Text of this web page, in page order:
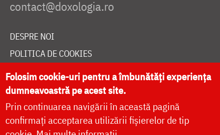
DESPRE NOI
POLITICA DE COOKIES
DONEAZĂ ONLINE PENTRU CATEDRALA NAȚIONALĂ
LIVE
Folosim cookie-uri pentru a îmbunătăți experiența
dumneavoastră pe acest site.
Prin continuarea navigării în această pagină
confirmați acceptarea utilizării fișierelor de tip